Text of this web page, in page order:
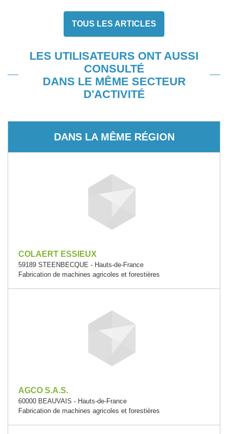
TOUS LES ARTICLES
LES UTILISATEURS ONT AUSSI
CONSULTÉ
DANS LE MÊME SECTEUR
D'ACTIVITÉ
DANS LA MÊME RÉGION
COLAERT ESSIEUX
59189 STEENBECQUE - Hauts-de-France
Fabrication de machines agricoles et forestières
AGCO S.A.S.
60000 BEAUVAIS - Hauts-de-France
Fabrication de machines agricoles et forestières